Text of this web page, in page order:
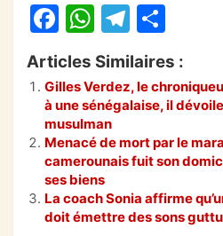
F
a
c
e
b
o
o
k
W
h
at
s
A
p
p
T
el
e
gr
a
m
ta
g
er
Articles Similaires :
Gilles Verdez, le
à une sénégalaise, il
musulman
Menacé de mort par le
camerounais fuit son
ses biens
La coach Sonia affirme
doit émettre des sons